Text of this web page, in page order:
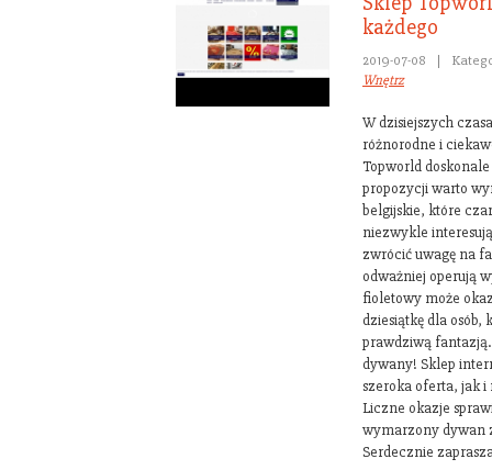
każdego
2019-07-08 |
Wnętrz
W dzisiejszych
różnorodne i
Topworld
propozycji warto
belgijskie, które
niezwykle
zwrócić uwagę na
odważniej operują
fioletowy może
dziesiątkę dla
prawdziwą
dywany! Sklep
szeroka oferta, jak
Liczne okazje
wymarzony dywan
Serdecznie